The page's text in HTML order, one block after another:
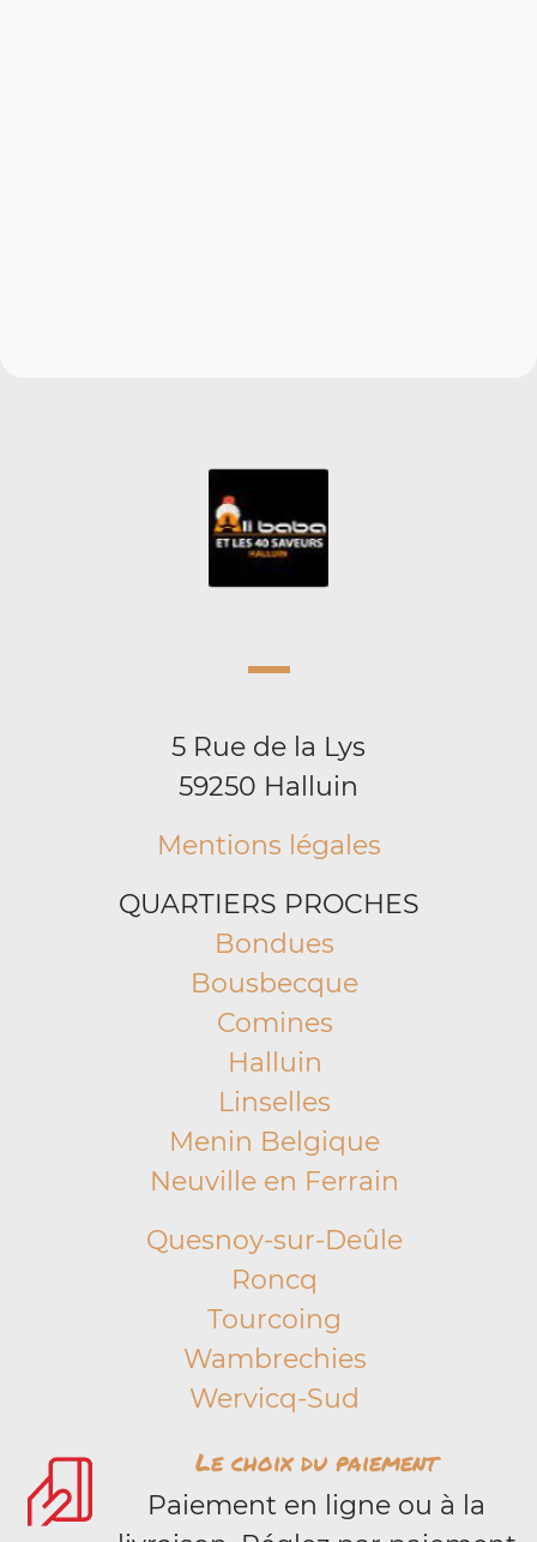
5 Rue de la Lys
59250 Halluin
Mentions légales
QUARTIERS PROCHES
Bondues
Bousbecque
Comines
Halluin
Linselles
Menin Belgique
Neuville en Ferrain
Quesnoy-sur-Deûle
Roncq
Tourcoing
Wambrechies
Wervicq-Sud
Le choix du paiement
Paiement en ligne ou à la